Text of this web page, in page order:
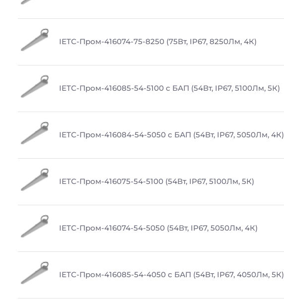
IETC-Пром-416074-75-8250 (75Вт, IP67, 8250Лм, 4К)
IETC-Пром-416085-54-5100 с БАП (54Вт, IP67, 5100Лм, 5К)
IETC-Пром-416084-54-5050 с БАП (54Вт, IP67, 5050Лм, 4К)
IETC-Пром-416075-54-5100 (54Вт, IP67, 5100Лм, 5К)
IETC-Пром-416074-54-5050 (54Вт, IP67, 5050Лм, 4К)
IETC-Пром-416085-54-4050 с БАП (54Вт, IP67, 4050Лм, 5К)